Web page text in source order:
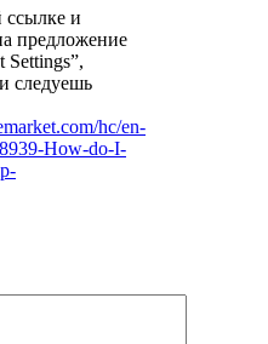
ссылке и
предложение
Settings”,
следуешь
hc/en-
How-do-I-